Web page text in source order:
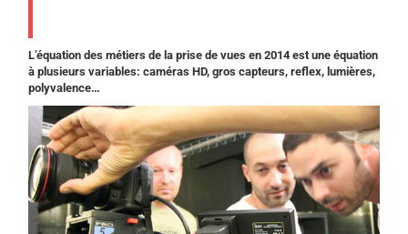
L’équation des métiers de la prise de vues en 2014 est une équation
à plusieurs variables: caméras HD, gros capteurs, reflex, lumières,
polyvalence…